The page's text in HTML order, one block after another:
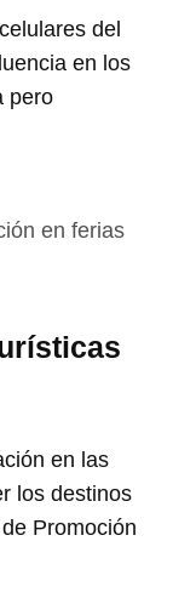
del
en los
pero
en las
los destinos
Promoción